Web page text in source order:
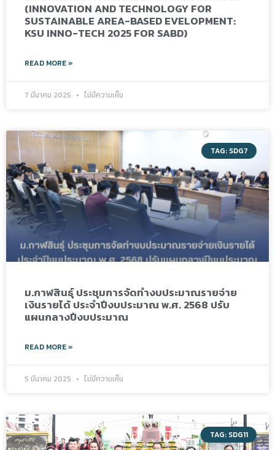
(INNOVATION AND TECHNOLOGY FOR
SUSTAINABLE AREA-BASED EVELOPMENT:
KSU INNO-TECH 2025 FOR SABD)
READ MORE »
7 มีนาคม 2025 ไม่มีความเห็น
TAG: SDG7
ม.กาฬสินธุ์ ประชุมการจัดทำงบประมาณรายจ่าย
เงินรายได้ ประจำปีงบประมาณ พ.ศ. 2568 ปรับ
แผนกลางปีงบประมาณ
READ MORE »
5 มีนาคม 2025 ไม่มีความเห็น
TAG: SDG11